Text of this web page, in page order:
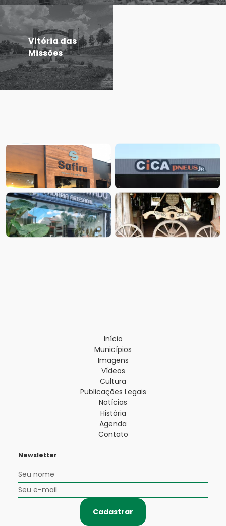
Vitória das
Missões
Início
Municípios
Imagens
Vídeos
Cultura
Publicações Legais
Notícias
História
Agenda
Contato
Newsletter
Cadastrar